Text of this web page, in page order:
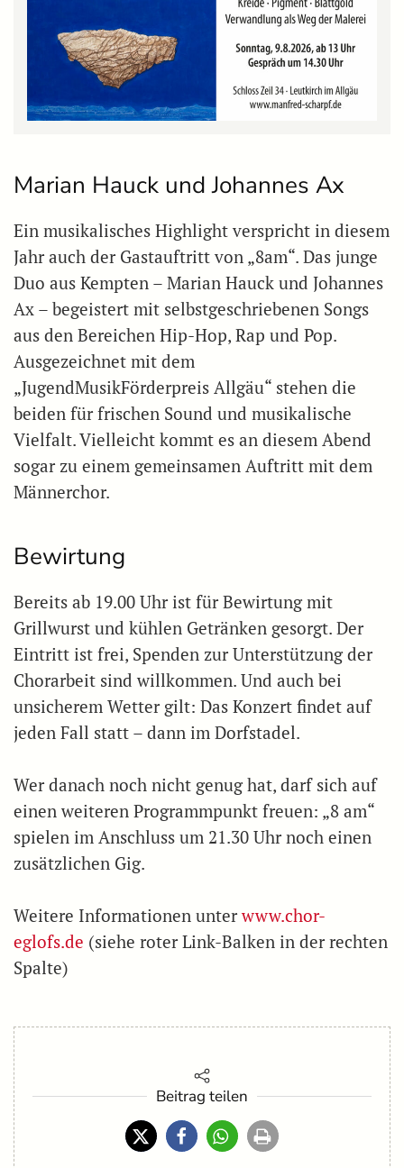
Marian Hauck und Johannes Ax
Ein musikalisches Highlight verspricht in diesem
Jahr auch der Gastauftritt von „8am“. Das junge
Duo aus Kempten – Marian Hauck und Johannes
Ax – begeistert mit selbstgeschriebenen Songs
aus den Bereichen Hip-Hop, Rap und Pop.
Ausgezeichnet mit dem
„JugendMusikFörderpreis Allgäu“ stehen die
beiden für frischen Sound und musikalische
Vielfalt. Vielleicht kommt es an diesem Abend
sogar zu einem gemeinsamen Auftritt mit dem
Männerchor.
Bewirtung
Bereits ab 19.00 Uhr ist für Bewirtung mit
Grillwurst und kühlen Getränken gesorgt. Der
Eintritt ist frei, Spenden zur Unterstützung der
Chorarbeit sind willkommen. Und auch bei
unsicherem Wetter gilt: Das Konzert findet auf
jeden Fall statt – dann im Dorfstadel.
Wer danach noch nicht genug hat, darf sich auf
einen weiteren Programmpunkt freuen: „8 am“
spielen im Anschluss um 21.30 Uhr noch einen
zusätzlichen Gig.
Weitere Informationen unterwww.chor-
eglofs.de (siehe roter Link-Balken in der rechten
Spalte)
Beitrag teilen